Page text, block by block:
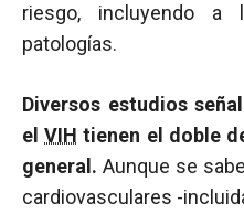
riesgo, incluyendo a
patologías.
Diversos estudios
elVIH tienen el doble
general. Aunque se
cardiovasculares -